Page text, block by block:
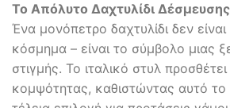
Το Απόλυτο Δαχτυλίδι Δέσμευσης
Ένα μονόπετρο δαχτυλίδι δεν
κόσμημα – είναι το σύμβολο μιας
στιγμής. Το ιταλικό στυλ
κομψότητας, καθιστώντας αυτό το